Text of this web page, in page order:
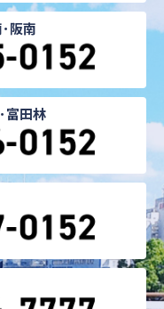
阪南
富田林